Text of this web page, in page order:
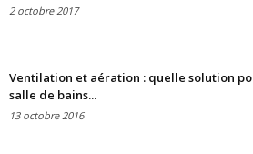
2 octobre 2017
Ventilation et aération : quelle solution
salle de bains...
13 octobre 2016